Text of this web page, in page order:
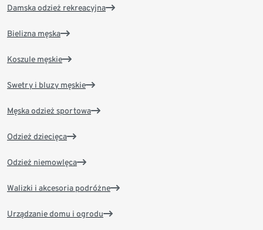
Damska odzież rekreacyjna
Bielizna męska
Koszule męskie
Swetry i bluzy męskie
Męska odzież sportowa
Odzież dziecięca
Odzież niemowlęca
Walizki i akcesoria podróżne
Urządzanie domu i ogrodu